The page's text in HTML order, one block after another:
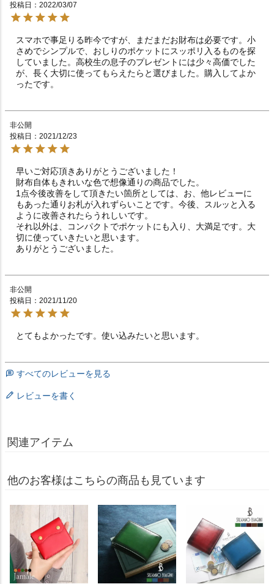
投稿日 2022/03/07
スマホで事足りる昨今ですが、まだまだお財布は必要です。小
さめでシンプルで、おしりのポケットにスッポリ入るものを探
していました。高校生の息子のプレゼントには少々高価でした
が、長く大切に使ってもらえたらと選びました。購入してよか
ったです。
非公開
投稿日
2021/12/23
早いご対応頂きありがとうございました！
財布自体もきれいな色で想像通りの商品でした。
1点今後改善をして頂きたい箇所としては、お、他レビューに
もあった通りお札が入れずらいことです。今後、スルッと入る
ように改善されたらうれしいです。
それ以外は、コンパクトでポケットにも入り、大満足です。大
切に使っていきたいと思います。
ありがとうございました。
非公開
投稿日
2021/11/20
とてもよかったです。使い込みたいと思います。
すべてのレビューを見る
レビューを書く
関連アイテム
他のお客様はこちらの商品も見ています